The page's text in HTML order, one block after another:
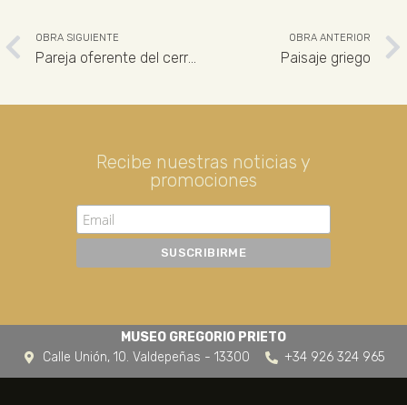
OBRA SIGUIENTE
Pareja oferente del cerro de los Santos
OBRA ANTERIOR
Paisaje griego
Recibe nuestras noticias y
promociones
MUSEO GREGORIO PRIETO
Calle Unión, 10. Valdepeñas - 13300
+34 926 324 965